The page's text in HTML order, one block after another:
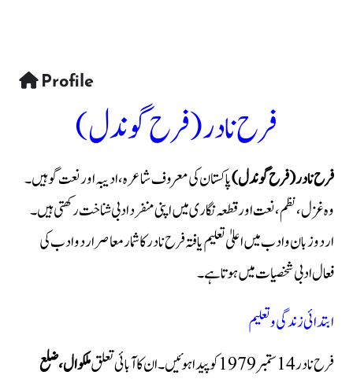
Profile
فرح نادر (فرح گوندل)
فرح نادر (فرح گوندل)پاکستان کی معروف شاعرہ، ادیبہ اور نعت گو ہیں۔
وہ غزل، نظم، نعت اور قطعہ نگاری میں اپنی منفرد ادبی شناخت رکھتی ہیں۔
اردو زبان و ادب میں اعلیٰ تعلیم یافتہ فرح نادر کا شمار معاصر اردو ادب کی
فعال ادبی شخصیات میں ہوتا ہے۔
ابتدائی زندگی و تعلیم
فرح نادر 14 ستمبر 1979 کو پیدا ہوئیں۔ ان کا آبائی تعلق
ملکوال، ضلع